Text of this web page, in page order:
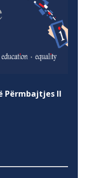
Përmbajtjes II